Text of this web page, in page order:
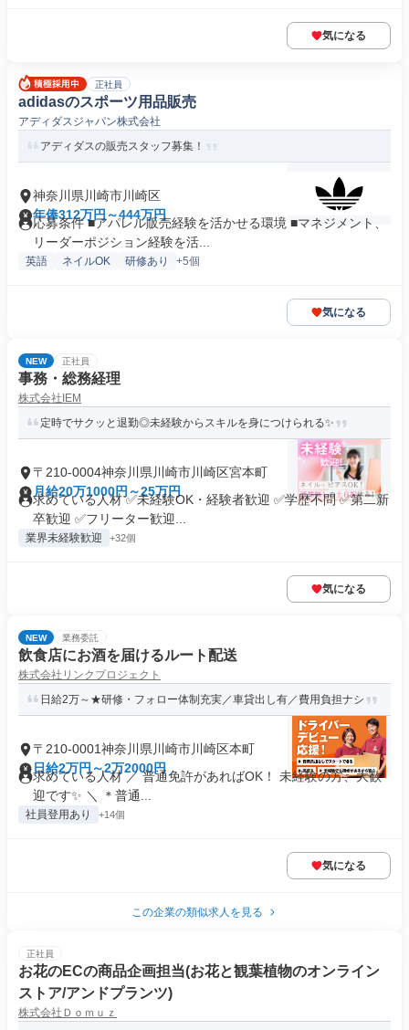
気になる
正社員
adidasのスポーツ用品販売
アディダスジャパン株式会社
アディダスの販売スタッフ募集！
神奈川県川崎市川崎区
年俸312万円～444万円
応募条件 ■アパレル販売経験を活かせる環境 ■マネジメント、
リーダーポジション経験を活...
英語 ネイルOK 研修あり +5個
気になる
NEW 正社員
事務・総務経理
株式会社IEM
定時でサクッと退勤◎未経験からスキルを身につけられる✨
〒210-0004神奈川県川崎市川崎区宮本町
月給20万1000円～25万円
求めている人材 ✅未経験OK・経験者歓迎 ✅学歴不問 ✅第二新
卒歓迎 ✅フリーター歓迎...
業界未経験歓迎 +32個
気になる
NEW 業務委託
飲⾷店にお酒を届けるルート配送
株式会社リンクプロジェクト
日給2万～★研修・フォロー体制充実／車貸出し有／費用負担ナシ
〒210-0001神奈川県川崎市川崎区本町
日給2万円～2万2000円
求めている人材 ／ 普通免許があればOK！ 未経験の方、大歓
迎です✨ ＼ ＊普通...
社員登用あり +14個
気になる
この企業の類似求人を見る
正社員
お花のECの商品企画担当(お花と観葉植物のオンライン
ストア/アンドプランツ)
株式会社Ｄｏｍｕｚ